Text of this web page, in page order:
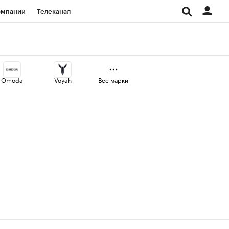
Телеканал
Проверка контрагентов
Omoda Voyah Все марки